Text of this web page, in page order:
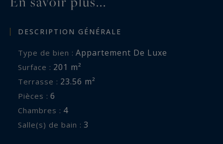
DESCRIPTION GÉNÉRALE
Type de bien : Appartement De Luxe
Surface : 201 m²
Terrasse : 23.56 m²
Pièces : 6
Chambres : 4
Salle(s) de bain : 3